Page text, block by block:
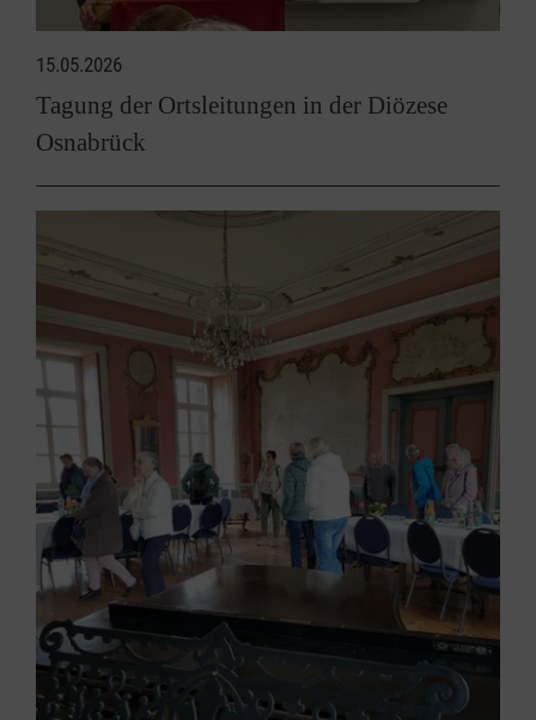
15.05.2026
Tagung der Ortsleitungen in der Diözese
Osnabrück